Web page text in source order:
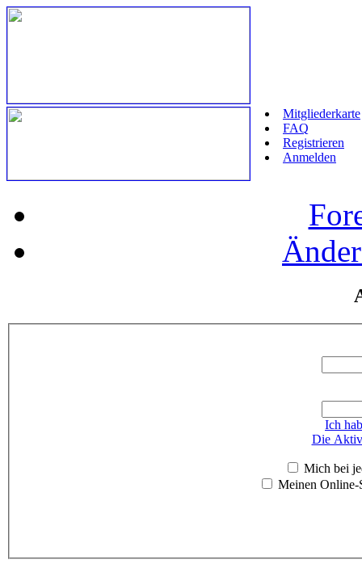
Mitgliederkarte
FAQ
Registrieren
Anmelden
Ich
Die
Mich bei
Meinen Online-